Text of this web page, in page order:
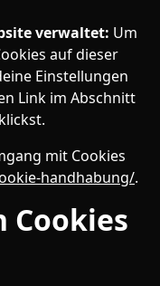
verwaltet: Um
auf dieser
Einstellungen
Link im Abschnitt
mit Cookies
handhabung/.
Cookies